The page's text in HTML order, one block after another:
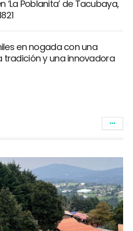
‘La Poblanita’ de Tacubaya,
en nogada con una
tradición y una innovadora